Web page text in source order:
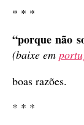
* * *
“porque não
(baixe em
boas razões.
* * *